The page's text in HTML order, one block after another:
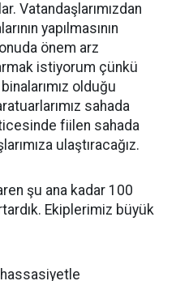
Vatandaşlarımızdan
yapılmasının
önem arz
istiyorum çünkü
olduğu
sahada
fiilen sahada
ulaştıracağız.
şu ana kadar 100
Ekiplerimiz büyük
hassasiyetle